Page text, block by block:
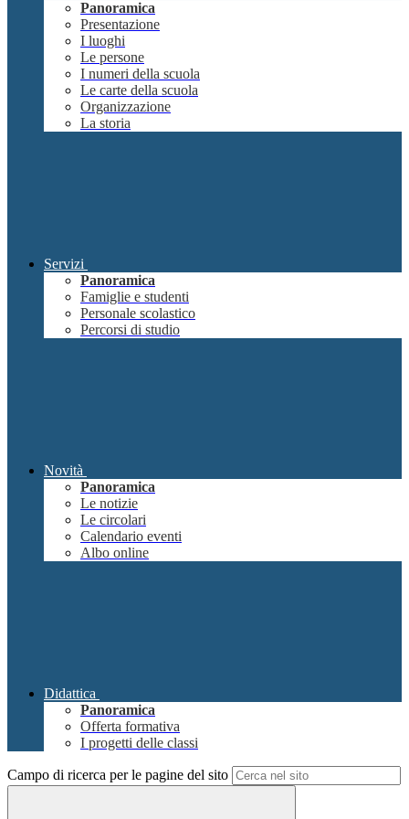
Panoramica
Presentazione
I luoghi
Le persone
I numeri della scuola
Le carte della scuola
Organizzazione
La storia
Servizi
Panoramica
Famiglie e studenti
Personale scolastico
Percorsi di studio
Novità
Panoramica
Le notizie
Le circolari
Calendario eventi
Albo online
Didattica
Panoramica
Offerta formativa
I progetti delle classi
Campo di ricerca per le pagine del sito